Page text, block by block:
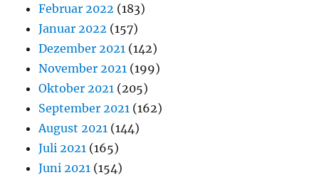
Februar 2022 (183)
Januar 2022 (157)
Dezember 2021 (142)
November 2021 (199)
Oktober 2021 (205)
September 2021 (162)
August 2021 (144)
Juli 2021 (165)
Juni 2021 (154)